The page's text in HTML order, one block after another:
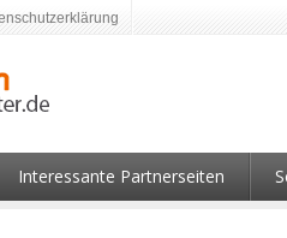
Interessante Partnerseiten